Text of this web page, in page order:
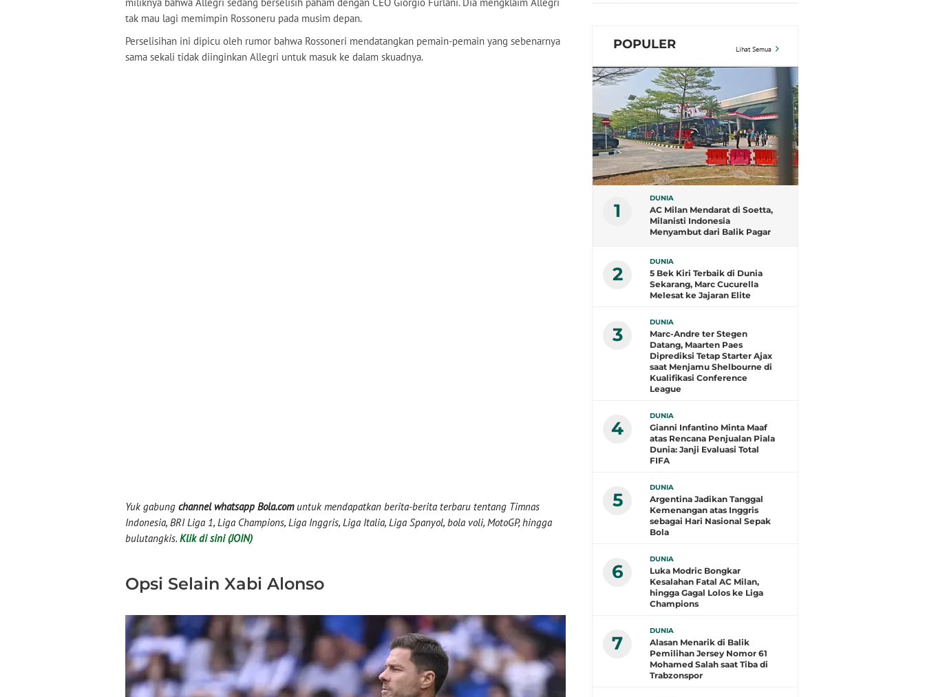
tak mau lagi memimpin Rossoneru pada musim depan.
Perselisihan ini dipicu oleh rumor bahwa Rossoneri mendatangkan pemain-pemain yang sebenarnya
sama sekali tidak diinginkan Allegri untuk masuk ke dalam skuadnya.
Yuk gabung channel whatsapp Bola.comuntuk mendapatkan berita-berita terbaru tentang Timnas
Indonesia, BRI Liga 1, Liga Champions, Liga Inggris, Liga Italia, Liga Spanyol, bola voli, MotoGP, hingga
bulutangkis. Klik di sini (JOIN)
Opsi Selain Xabi Alonso
POPULER Lihat Semua
1
DUNIA
AC Milan Mendarat di Soetta,
Milanisti Indonesia
Menyambut dari Balik Pagar
2
DUNIA
5 Bek Kiri Terbaik di Dunia
Sekarang, Marc Cucurella
Melesat ke Jajaran Elite
3
DUNIA
Marc-Andre ter Stegen
Datang, Maarten Paes
Diprediksi Tetap Starter Ajax
saat Menjamu Shelbourne di
Kualifikasi Conference
League
4
DUNIA
Gianni Infantino Minta Maaf
atas Rencana Penjualan Piala
Dunia: Janji Evaluasi Total
FIFA
5
DUNIA
Argentina Jadikan Tanggal
Kemenangan atas Inggris
sebagai Hari Nasional Sepak
Bola
6
DUNIA
Luka Modric Bongkar
Kesalahan Fatal AC Milan,
hingga Gagal Lolos ke Liga
Champions
7
DUNIA
Alasan Menarik di Balik
Pemilihan Jersey Nomor 61
Mohamed Salah saat Tiba di
Trabzonspor